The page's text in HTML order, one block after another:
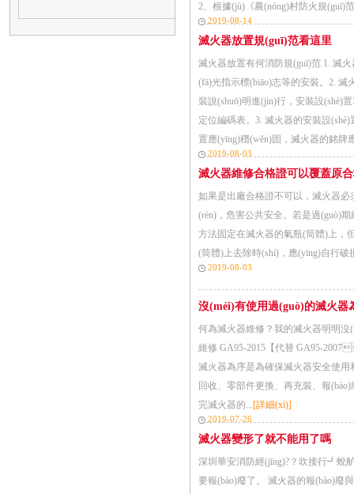
2、根據(jù)《農(nóng)村防火規(guī)
2019-08-14
滅火器放置規(guī)范看這里
滅火器放置有何消防規(guī)范 1. 滅火
(fā)光指示標(biāo)志等的安裝。2.
裝說(shuō)明進(jìn)行，安裝設(shè)
定位編碼表。3. 滅火器的安裝設
置應(yīng)穩(wěn)固，滅火器的銘
2019-08-03
滅火器維修合格證可以覆蓋原
如果是出廠合格證不可以，滅火器必
(rèn)，危害公共安全。若是過
方法固定在滅火器的氣瓶(筒體)上，
(筒體)上去除時(shí)，應(yīng)自
2019-08-03
沒(méi)有使用過(guò)的滅火器
何為滅火器維修？我的滅火器明明沒
維修 GA95-2015【代替 GA95-
滅火器為序是為確保滅火器安全使用
回收、零部件更換、再充裝、報
完滅火器的...[詳細(xì)]
2019-07-26
滅火器變形了就不能用了嗎
深圳華安消防經(jīng)?？吹接行┛蛻
要報(bào)廢了。 滅火器的報(bào)廢與